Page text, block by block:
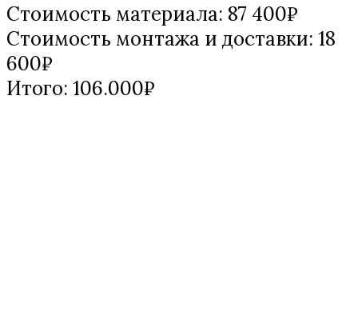
Стоимость материала: 87 400₽
Стоимость монтажа и доставки: 18
600₽
Итого: 106.000₽